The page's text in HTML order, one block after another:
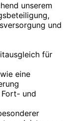
unserem
und
für
eine
und